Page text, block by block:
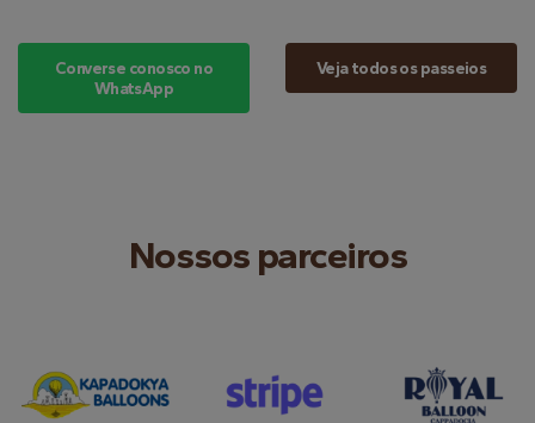
Converse conosco no
WhatsApp
Veja todos os passeios
Nossos parceiros